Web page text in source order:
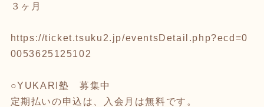
３ヶ月
https://ticket.tsuku2.jp/eventsDetail.php?ecd=0
0053625125102
○YUKARI塾 募集中
定期払いの申込は、入会月は無料です。